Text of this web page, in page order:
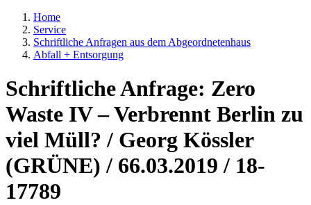
Home
Service
Schriftliche Anfragen aus dem Abgeordnetenhaus
Abfall + Entsorgung
Schriftliche Anfrage: Zero
Waste IV – Verbrennt Berlin zu
viel Müll? / Georg Kössler
(GRÜNE) / 66.03.2019 / 18-
17789